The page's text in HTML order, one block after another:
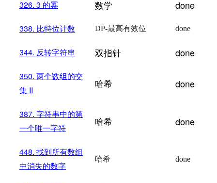
326. 3 的幂 数学 done
338. 比特位计数 DP-最高有效位 done
344. 反转字符串 双指针 done
350. 两个数组的交
集 II
哈希 done
387. 字符串中的第
一个唯一字符
哈希 done
448. 找到所有数组
中消失的数字
哈希 done